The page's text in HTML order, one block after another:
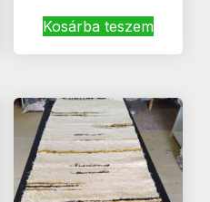
Kosárba teszem